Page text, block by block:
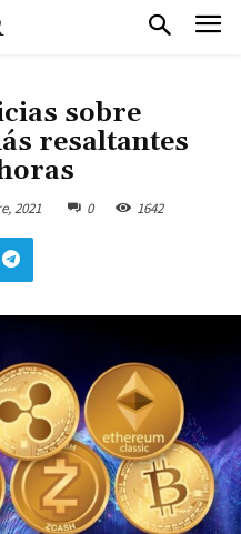
sobre
resaltantes
2021 0 1642